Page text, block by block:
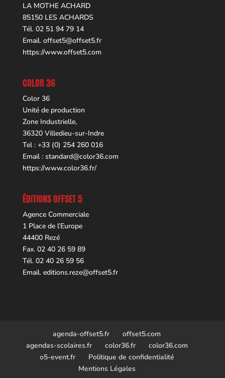
LA MOTHE ACHARD
85150 LES ACHARDS
Tél. 02 51 94 79 14
Email. offset5@offset5.fr
https://www.offset5.com
COLOR 36
Color 36
Unité de production
Zone Industrielle,
36320 Villedieu-sur-Indre
Tel : +33 (0) 254 260 016
Email : standard@color36.com
https://www.color36.fr/
ÉDITIONS OFFSET 5
Agence Commerciale
1 Place de l’Europe
44400 Rezé
Fax. 02 40 26 59 89
Tél. 02 40 26 59 56
Email. editions.reze@offset5.fr
agenda-offset5.fr
offset5.com
agendas-scolaires.fr
color36.fr
color36.com
o5-event.fr
Politique de confidentialité
Mentions Légales